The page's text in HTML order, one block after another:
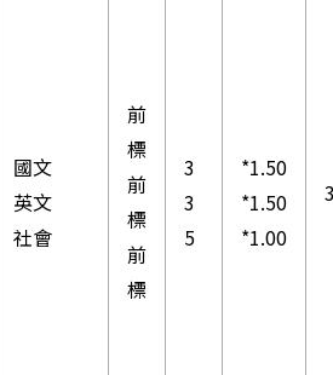
國文
英文
社會
前
標
前
標
前
標
3
3
5
*1.50
*1.50
*1.00